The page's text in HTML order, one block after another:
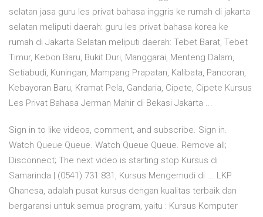
selatan jasa guru les privat bahasa inggris ke rumah di jakarta
selatan meliputi daerah: guru les privat bahasa korea ke
rumah di Jakarta Selatan meliputi daerah: Tebet Barat, Tebet
Timur, Kebon Baru, Bukit Duri, Manggarai, Menteng Dalam,
Setiabudi, Kuningan, Mampang Prapatan, Kalibata, Pancoran,
Kebayoran Baru, Kramat Pela, Gandaria, Cipete, Cipete Kursus
Les Privat Bahasa Jerman Mahir di Bekasi Jakarta ...
Sign in to like videos, comment, and subscribe. Sign in.
Watch Queue Queue. Watch Queue Queue. Remove all;
Disconnect; The next video is starting stop Kursus di
Samarinda | (0541) 731 831, Kursus Mengemudi di ... LKP
Ghanesa, adalah pusat kursus dengan kualitas terbaik dan
bergaransi untuk semua program, yaitu : Kursus Komputer